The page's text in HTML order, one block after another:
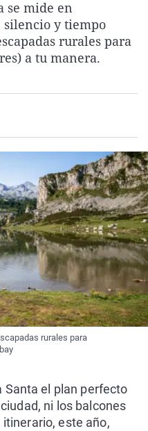
La rosa de los vientos
Gente viajera
Como el perro y el
Caso
Retornados
Equipo de
Extremadura
Galicia
La Rioja
Virales
Televisión
Elecciones
se mide en
y tiempo
rurales para
a tu manera.
rurales para
Santa el plan perfecto
ni los balcones
este año,